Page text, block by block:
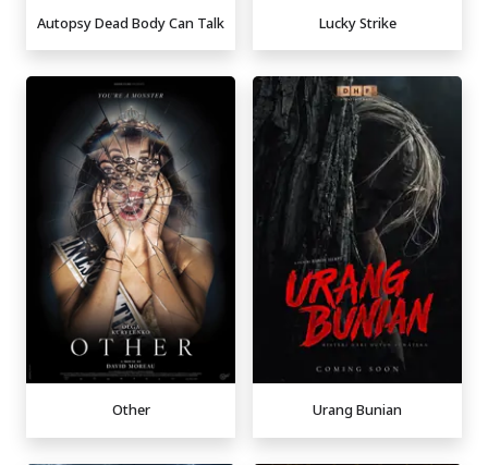
Autopsy Dead Body Can Talk Lucky Strike
Other Urang Bunian